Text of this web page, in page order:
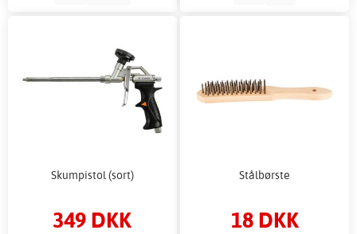
Skumpistol (sort)
349 DKK
Stålbørste
18 DKK